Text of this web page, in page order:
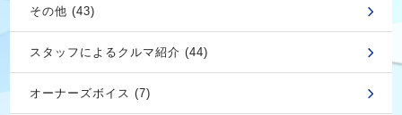
その他 (43)
スタッフによるクルマ紹介 (44)
オーナーズボイス (7)